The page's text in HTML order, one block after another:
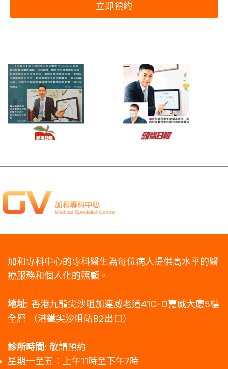
立即預約
加和專科中心的專科醫生為每位病人提供高水平的醫
療服務和個人化的照顧。
地址: 香港九龍尖沙咀加連威老道41C-D嘉威大廈5樓
全層 （港鐵尖沙咀站B2出口）
診所時間: 敬請預約
星期一至五：上午11時至下午7時